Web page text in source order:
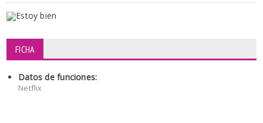
FICHA
Datos de funciones:
Netflix